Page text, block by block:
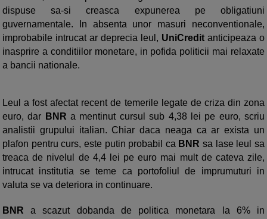
dispuse sa-si creasca expunerea pe obligatiuni
guvernamentale. In absenta unor masuri neconventionale,
improbabile intrucat ar deprecia leul, UniCredit anticipeaza o
inasprire a conditiilor monetare, in pofida politicii mai relaxate
a bancii nationale.
Leul a fost afectat recent de temerile legate de criza din zona
euro, dar BNR a mentinut cursul sub 4,38 lei pe euro, scriu
analistii grupului italian. Chiar daca neaga ca ar exista un
plafon pentru curs, este putin probabil ca BNR sa lase leul sa
treaca de nivelul de 4,4 lei pe euro mai mult de cateva zile,
intrucat institutia se teme ca portofoliul de imprumuturi in
valuta se va deteriora in continuare.
BNR a scazut dobanda de politica monetara la 6% in